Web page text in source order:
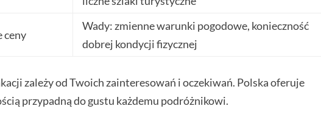
ceny
Wady: zmienne warunki pogodowe, konieczność
dobrej kondycji fizycznej
zależy od Twoich zainteresowań i oczekiwań. Polska oferuje
przypadną do gustu każdemu podróżnikowi.